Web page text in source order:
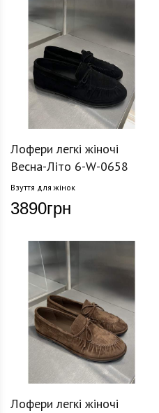
Лофери легкі жіночі
Весна-Літо 6-W-0658
Взуття для жінок
3890грн
Лофери легкі жіночі